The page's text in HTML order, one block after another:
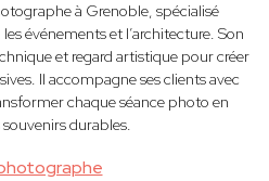
à Grenoble, spécialisé
événements et l’architecture. Son
et regard artistique pour créer
Il accompagne ses clients avec
chaque séance photo en
durables.